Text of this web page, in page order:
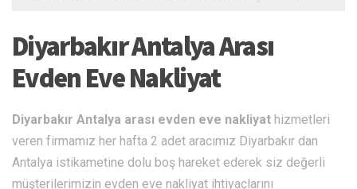
Diyarbakır Antalya Arası
Evden Eve Nakliyat
Diyarbakır Antalya arası evden eve nakliyat hizmetleri
veren firmamız her hafta 2 adet aracımız Diyarbakır dan
Antalya istikametine dolu boş hareket ederek siz değerli
müşterilerimizin evden eve nakliyat ihtiyaçlarını